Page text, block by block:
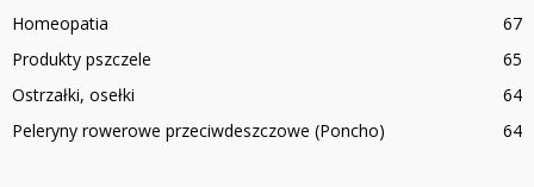
Homeopatia
67
Produkty pszczele
65
Ostrzałki, osełki
64
Peleryny rowerowe przeciwdeszczowe (Poncho)
64